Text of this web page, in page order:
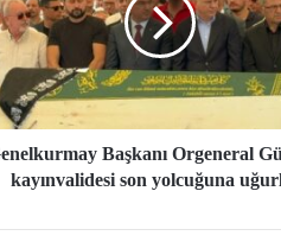
Başkanı Orgeneral
kayınvalidesi son yolcuğuna